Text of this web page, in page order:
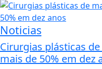
Noticias
Cirurgias plásticas
mais de 50% em dez